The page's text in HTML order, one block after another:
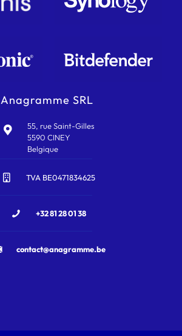
Anagramme SRL
55, rue Saint-Gilles
5590 CINEY
Belgique
TVA BE0471834625
+32 81 28 01 38
contact@anagramme.be